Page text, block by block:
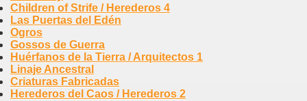
Children of Strife / Herederos 4
Las Puertas del Edén
Ogros
Gossos de Guerra
Huérfanos de la Tierra / Arquitectos 1
Linaje Ancestral
Criaturas Fabricadas
Herederos del Caos / Herederos 2